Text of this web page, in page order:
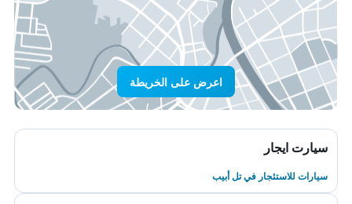
اعرض على الخريطة
سيارت ايجار
سيارات للاستئجار في تل أبيب